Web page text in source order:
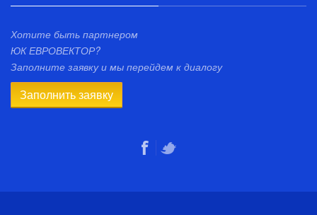
Хотите быть партнером
ЮК ЕВРОВЕКТОР?
Заполните заявку и мы перейдем к диалогу
Заполнить заявку